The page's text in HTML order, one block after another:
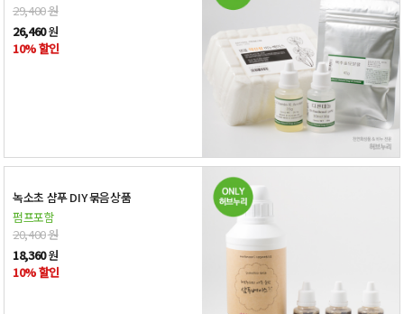
29,400원
26,460원
10% 할인
녹소초 샴푸 DIY 묶음상품
펌프포함
20,400원
18,360원
10% 할인